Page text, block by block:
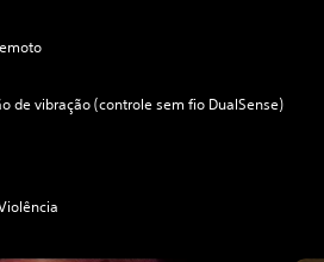
de vibração (controle sem fio DualSense)